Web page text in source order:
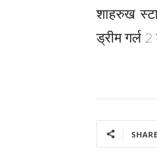
शाहरुख
ड्रीम गर्ल
SHARE